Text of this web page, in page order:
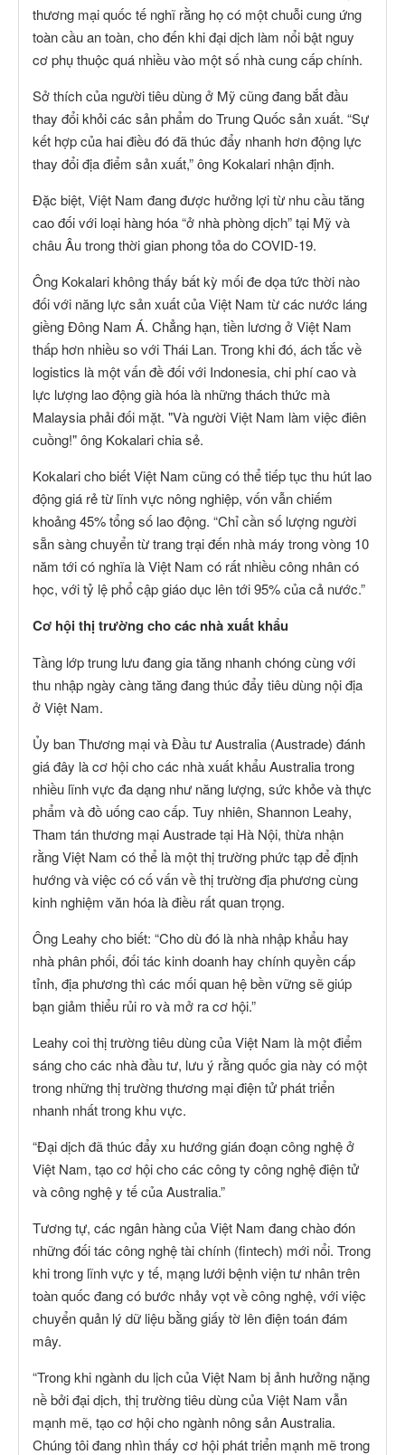
thương mại quốc tế nghĩ rằng họ có một chuỗi cung ứng
toàn cầu an toàn, cho đến khi đại dịch làm nổi bật nguy
cơ phụ thuộc quá nhiều vào một số nhà cung cấp chính.
Sở thích của người tiêu dùng ở Mỹ cũng đang bắt đầu
thay đổi khỏi các sản phẩm do Trung Quốc sản xuất. “Sự
kết hợp của hai điều đó đã thúc đẩy nhanh hơn động lực
thay đổi địa điểm sản xuất,” ông Kokalari nhận định.
Đặc biệt, Việt Nam đang được hưởng lợi từ nhu cầu tăng
cao đối với loại hàng hóa “ở nhà phòng dịch” tại Mỹ và
châu Âu trong thời gian phong tỏa do COVID-19.
Ông Kokalari không thấy bất kỳ mối đe dọa tức thời nào
đối với năng lực sản xuất của Việt Nam từ các nước láng
giềng Đông Nam Á. Chẳng hạn, tiền lương ở Việt Nam
thấp hơn nhiều so với Thái Lan. Trong khi đó, ách tắc về
logistics là một vấn đề đối với Indonesia, chi phí cao và
lực lượng lao động già hóa là những thách thức mà
Malaysia phải đối mặt. "Và người Việt Nam làm việc điên
cuồng!" ông Kokalari chia sẻ.
Kokalari cho biết Việt Nam cũng có thể tiếp tục thu hút lao
động giá rẻ từ lĩnh vực nông nghiệp, vốn vẫn chiếm
khoảng 45% tổng số lao động. “Chỉ cần số lượng người
sẵn sàng chuyển từ trang trại đến nhà máy trong vòng 10
năm tới có nghĩa là Việt Nam có rất nhiều công nhân có
học, với tỷ lệ phổ cập giáo dục lên tới 95% của cả nước.”
Cơ hội thị trường cho các nhà xuất khẩu
Tầng lớp trung lưu đang gia tăng nhanh chóng cùng với
thu nhập ngày càng tăng đang thúc đẩy tiêu dùng nội địa
ở Việt Nam.
Ủy ban Thương mại và Đầu tư Australia (Austrade) đánh
giá đây là cơ hội cho các nhà xuất khẩu Australia trong
nhiều lĩnh vực đa dạng như năng lượng, sức khỏe và thực
phẩm và đồ uống cao cấp. Tuy nhiên, Shannon Leahy,
Tham tán thương mại Austrade tại Hà Nội, thừa nhận
rằng Việt Nam có thể là một thị trường phức tạp để định
hướng và việc có cố vấn về thị trường địa phương cùng
kinh nghiệm văn hóa là điều rất quan trọng.
Ông Leahy cho biết: “Cho dù đó là nhà nhập khẩu hay
nhà phân phối, đối tác kinh doanh hay chính quyền cấp
tỉnh, địa phương thì các mối quan hệ bền vững sẽ giúp
bạn giảm thiểu rủi ro và mở ra cơ hội.”
Leahy coi thị trường tiêu dùng của Việt Nam là một điểm
sáng cho các nhà đầu tư, lưu ý rằng quốc gia này có một
trong những thị trường thương mại điện tử phát triển
nhanh nhất trong khu vực.
“Đại dịch đã thúc đẩy xu hướng gián đoạn công nghệ ở
Việt Nam, tạo cơ hội cho các công ty công nghệ điện tử
và công nghệ y tế của Australia.”
Tương tự, các ngân hàng của Việt Nam đang chào đón
những đối tác công nghệ tài chính (fintech) mới nổi. Trong
khi trong lĩnh vực y tế, mạng lưới bệnh viện tư nhân trên
toàn quốc đang có bước nhảy vọt về công nghệ, với việc
chuyển quản lý dữ liệu bằng giấy tờ lên điện toán đám
mây.
“Trong khi ngành du lịch của Việt Nam bị ảnh hưởng nặng
nề bởi đại dịch, thị trường tiêu dùng của Việt Nam vẫn
mạnh mẽ, tạo cơ hội cho ngành nông sản Australia.
Chúng tôi đang nhìn thấy cơ hội phát triển mạnh mẽ trong